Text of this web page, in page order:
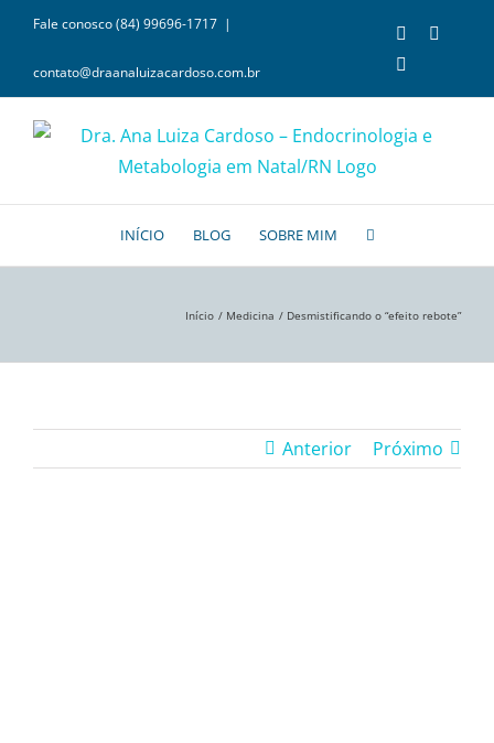
Fale conosco (84) 99696-1717 |
contato@draanaluizacardoso.com.br
Facebook
INÍCIO BLOG SOBRE MIM
Início Medicina Desmistificando o “efeito rebote”
Anterior Próximo